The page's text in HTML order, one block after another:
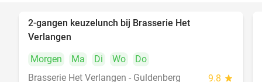
2-gangen keuzelunch bij Brasserie Het
Verlangen
Morgen
Ma Di Wo
Do
Brasserie Het Verlangen - Guldenberg
9.8 star